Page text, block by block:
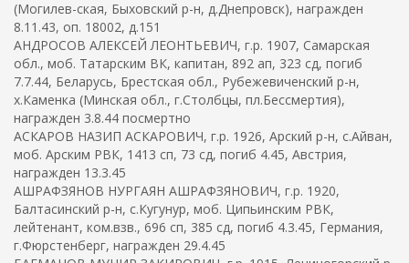
(Могилев-ская, Быховский р-н, д.Днепровск), награжден
8.11.43, оп. 18002, д.151
АНДРОСОВ АЛЕКСЕЙ ЛЕОНТЬЕВИЧ, г.р. 1907, Самарская
обл., моб. Татарским ВК, капитан, 892 ап, 323 сд, погиб
7.7.44, Беларусь, Брестская обл., Рубежевиченский р-н,
х.Каменка (Минская обл., г.Столбцы, пл.Бессмертия),
награжден 3.8.44 посмертно
АСКАРОВ НАЗИП АСКАРОВИЧ, г.р. 1926, Арский р-н, с.Айван,
моб. Арским РВК, 1413 сп, 73 сд, погиб 4.45, Австрия,
награжден 13.3.45
АШРАФЗЯНОВ НУРГАЯН АШРАФЗЯНОВИЧ, г.р. 1920,
Балтасинский р-н, с.Кугунур, моб. Ципьинским РВК,
лейтенант, ком.взв., 696 сп, 385 сд, погиб 4.3.45, Германия,
г.Фюрстенберг, награжден 29.4.45